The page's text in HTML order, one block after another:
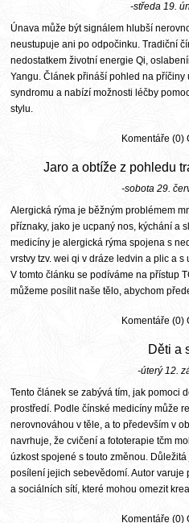
-středa 19.
Únava může být signálem hlubší
neustupuje ani po odpočinku. Tradiční
nedostatkem životní energie Qi,
Yangu. Článek přináší pohled na
syndromu a nabízí možnosti léčby
stylu.
Komentáře (0)
Jaro a obtíže z pohledu
-sobota 29.
Alergická rýma je běžným problémem
příznaky, jako je ucpaný nos, kýchání a
medicíny je alergická rýma spojena s
vrstvy tzv. wei qi v dráze ledvin a plic a
V tomto článku se podíváme na přístup
můžeme posílit naše tělo, abychom
Komentáře (0)
Děti a
-úterý 12.
Tento článek se zabývá tím, jak pomoci
prostředí. Podle čínské medicíny může
nerovnováhou v těle, a to především v
navrhuje, že cvičení a fototerapie tčm
úzkost spojené s touto změnou.
posílení jejich sebevědomí. Autor
a sociálních sítí, které mohou omezit
Komentáře (0)